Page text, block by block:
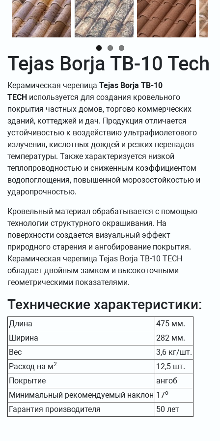
Tejas Borja TB-10 Tech
Керамическая черепица Tejas Borja TB-10
TECH используется для создания кровельного
покрытия частных домов, торгово-коммерческих
зданий, коттеджей и дач. Продукция отличается
устойчивостью к воздействию ультрафиолетового
излучения, кислотных дождей и резких перепадов
температуры. Также характеризуется низкой
теплопроводностью и сниженным коэффициентом
водопоглощения, повышенной морозостойкостью и
ударопрочностью.
Кровельный материал обрабатывается с помощью
технологии структурного окрашивания. На
поверхности создается визуальный эффект
природного старения и ангобирование покрытия.
Керамическая черепица Tejas Borja TB-10 TECH
обладает двойным замком и высокоточными
геометрическими показателями.
Технические характеристики:
Длина
475 мм.
Ширина
282 мм.
Вес
3,6 кг/шт.
Расход на м2
12,5 шт.
Покрытие
ангоб
Минимальный рекомендуемый наклон 17о
Гарантия производителя 50 лет